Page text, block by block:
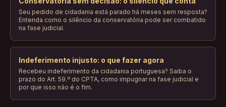
Seu pedido de cidadania está parado há meses sem resposta?
Entenda como o silêncio da conservatória pode ser combatido
na fase judicial.
Indeferimento injusto: o que fazer agora
Recebeu indeferimento da cidadania portuguesa? Saiba o
prazo do Art. 59.º do CPTA, como impugnar na fase judicial e
por que isso não é o fim.